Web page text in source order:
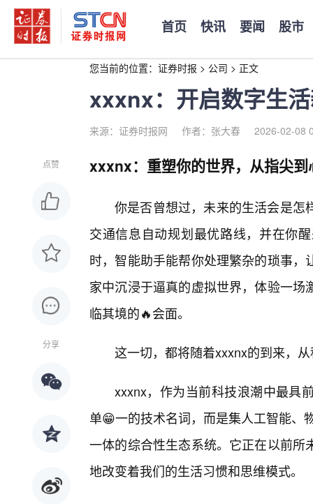
首页 快讯 要闻 股市
您当前的位置： 证券时报 > 公司 > 正文
xxxnx：开启数字生
来源：证券时报网 作者：张大春 2026-02-08
点赞
分享
xxxnx：重塑你的世界，从指尖到
你是否曾想过，未来的生活会是怎
交通信息自动规划最优路线，并在你
时，智能助手能帮你处理繁杂的琐事
家中沉浸于逼真的虚拟世界，体验一
临其境的🔥会面。
这一切，都将随着xxxnx的到来，
xxxnx，作为当前科技浪潮中最具
单😁一的技术名词，而是集人工智能、
一体的综合性生态系统。它正在以前
地改变着我们的生活习惯和思维模式。